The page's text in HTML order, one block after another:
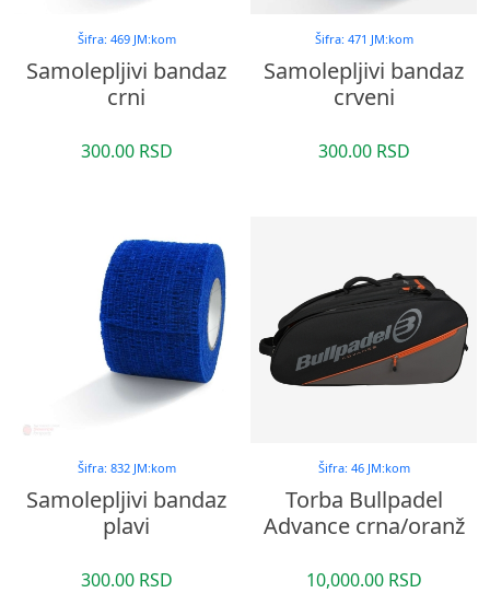
Šifra: 469 JM:kom
Samolepljivi bandaz
crni
300.00 RSD
Šifra: 471 JM:kom
Samolepljivi bandaz
crveni
300.00 RSD
Šifra: 832 JM:kom
Samolepljivi bandaz
plavi
300.00 RSD
Šifra: 46 JM:kom
Torba Bullpadel
Advance crna/oranž
10,000.00 RSD